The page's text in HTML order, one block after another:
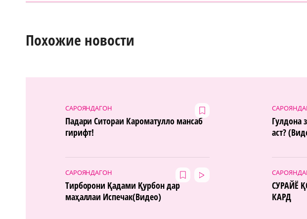
Похожие новости
САРОЯНДАГОН
Падари Ситораи Кароматулло мансаб
гирифт!
Гулдона
аст?
САРОЯНДАГОН
Тирборони Қадами Қурбон дар
маҳаллаи Испечак(Видео)
СУРАЙЁ
КАРД